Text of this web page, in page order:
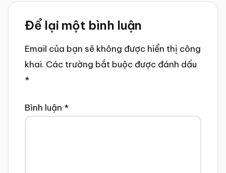
Reader
Interactions
Để lại một bình luận
Email của bạn sẽ không được hiển thị công
khai. Các trường bắt buộc được đánh dấu
*
Bình luận *